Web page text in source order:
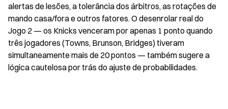
alertas de lesões, a tolerância dos árbitros, as rotações de
mando casa/fora e outros fatores. O desenrolar real do
Jogo 2 — os Knicks venceram por apenas 1 ponto quando
três jogadores (Towns, Brunson, Bridges) tiveram
simultaneamente mais de 20 pontos — também sugere a
lógica cautelosa por trás do ajuste de probabilidades.